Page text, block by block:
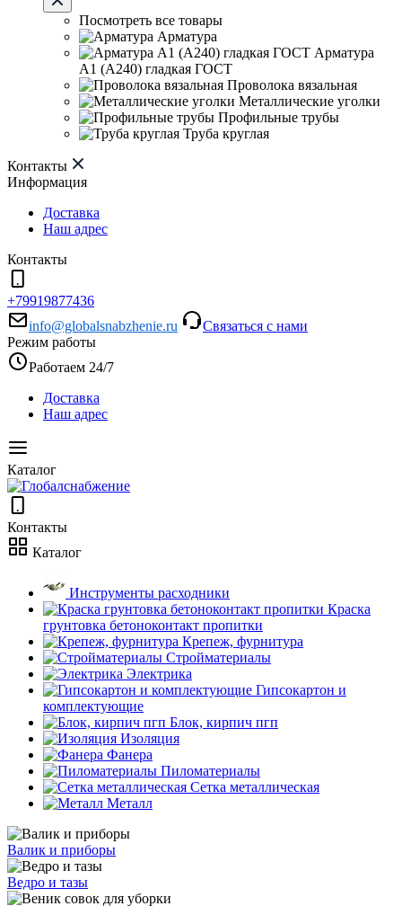
Посмотреть все товары
Арматура
Арматура
А1 (А240) гладкая ГОСТ
Проволока вязальная
Металлические уголки
Профильные трубы
Труба круглая
Контакты
Информация
Доставка
Наш адрес
Контакты
+79919877436
info@globalsnabzhenie.ru
Связаться с нами
Режим работы
Работаем 24/7
Доставка
Наш адрес
Каталог
Контакты
Каталог
Инструменты расходники
Краска
грунтовка бетоноконтакт пропитки
Крепеж, фурнитура
Стройматериалы
Электрика
Гипсокартон и
комплектующие
Блок, кирпич пгп
Изоляция
Фанера
Пиломатериалы
Сетка металлическая
Металл
Валик и приборы
Ведро и тазы